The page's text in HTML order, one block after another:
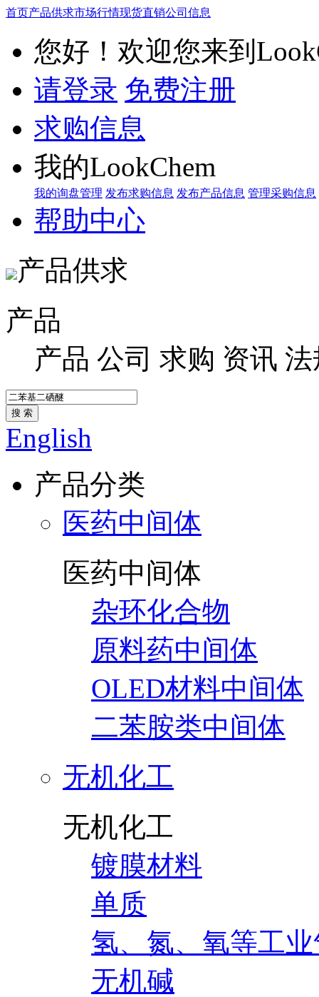
首页产品供求市场行情现货直销公司信息
您好！欢迎您来到
请登录 免费注册
求购信息
我的LookChem
我的询盘管理 发布求购信息 发布产品信息 管理采购信息
帮助中心
产品供求
产品
产品 公司 求购 资讯 法
搜 索
English
产品分类
医药中间体
医药中间体
杂环化合物
原料药中间体
OLED材料中间体
二苯胺类中间体
无机化工
无机化工
镀膜材料
单质
氢、氮、氧等工
无机碱